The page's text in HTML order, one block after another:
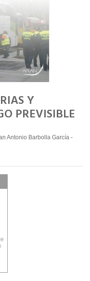
Y
PREVISIBLE
Antonio Barbolla García -